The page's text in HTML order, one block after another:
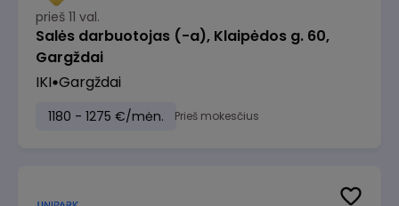
prieš 11 val.
Salės darbuotojas (-a), Klaipėdos g. 60,
Gargždai
IKI Gargždai
1180 - 1275 €/mėn. Prieš mokesčius